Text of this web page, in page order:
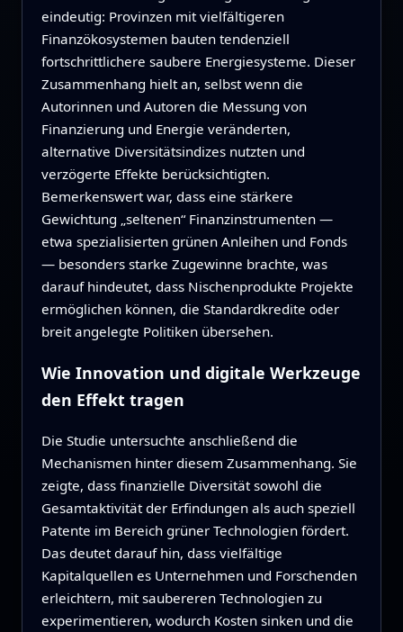
eindeutig: Provinzen mit vielfältigeren
Finanzökosystemen bauten tendenziell
fortschrittlichere saubere Energiesysteme. Dieser
Zusammenhang hielt an, selbst wenn die
Autorinnen und Autoren die Messung von
Finanzierung und Energie veränderten,
alternative Diversitätsindizes nutzten und
verzögerte Effekte berücksichtigten.
Bemerkenswert war, dass eine stärkere
Gewichtung „seltenen“ Finanzinstrumenten —
etwa spezialisierten grünen Anleihen und Fonds
— besonders starke Zugewinne brachte, was
darauf hindeutet, dass Nischenprodukte Projekte
ermöglichen können, die Standardkredite oder
breit angelegte Politiken übersehen.
Wie Innovation und digitale Werkzeuge
den Effekt tragen
Die Studie untersuchte anschließend die
Mechanismen hinter diesem Zusammenhang. Sie
zeigte, dass finanzielle Diversität sowohl die
Gesamtaktivität der Erfindungen als auch speziell
Patente im Bereich grüner Technologien fördert.
Das deutet darauf hin, dass vielfältige
Kapitalquellen es Unternehmen und Forschenden
erleichtern, mit saubereren Technologien zu
experimentieren, wodurch Kosten sinken und die